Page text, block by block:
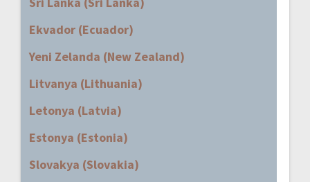
Ekvador (Ecuador)
Yeni Zelanda (New Zealand)
Litvanya (Lithuania)
Letonya (Latvia)
Estonya (Estonia)
Slovakya (Slovakia)